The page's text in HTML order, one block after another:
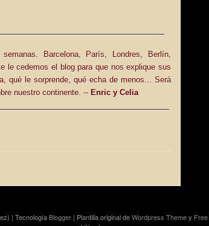
Barcelona, París, Londres, Berlín,
le cedemos el blog para que nos explique sus
qué le sorprende, qué echa de menos... Será
nuestro continente. -- Enric y Celia
| Tecnología Blogger | Plantilla original deWordpress Themey